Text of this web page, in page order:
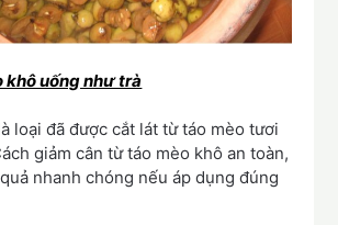
khô uống như trà
loại đã được cắt lát từ táo mèo tươi
giảm cân từ táo mèo khô an toàn,
nhanh chóng nếu áp dụng đúng